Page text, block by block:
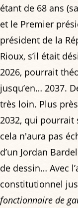
étant de 68 ans
et le Premier
président de la
Rioux, s’il était
2026, pourrait
jusqu’en… 2037.
très loin. Plus
2032, qui pourrait
cela n'aura pas
d’un Jordan
de dessin… Avec
constitutionnel
fonctionnaire de